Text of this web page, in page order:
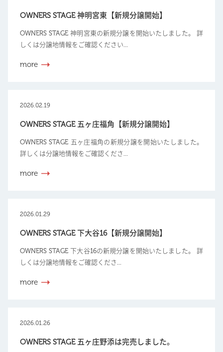
OWNERS STAGE 神明宮東【新規分譲開始】
OWNERS STAGE 神明宮東の新規分譲を開始いたしました。 詳
しくは分譲地情報をご確認ください...
more
2026.02.19
OWNERS STAGE 五ヶ庄福角【新規分譲開始】
OWNERS STAGE 五ヶ庄福角の新規分譲を開始いたしました。
詳しくは分譲地情報をご確認くださ...
more
2026.01.29
OWNERS STAGE 下大谷16【新規分譲開始】
OWNERS STAGE 下大谷16の新規分譲を開始いたしました。 詳
しくは分譲地情報をご確認くださ...
more
2026.01.26
OWNERS STAGE 五ヶ庄野添は完売しました。